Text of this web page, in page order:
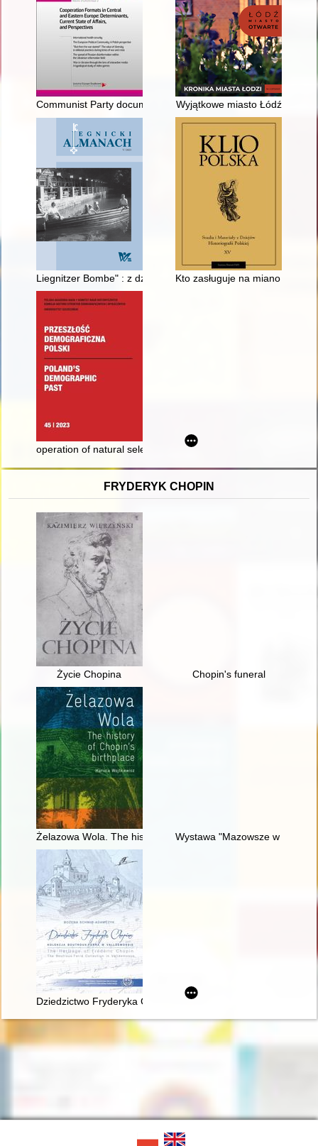
Communist Party documents from the period of its rule in
Wyjątkowe miasto Łódź
Liegnitzer Bombe" : z dziejów sławnego piernika w świetle
Kto zasługuje na miano
operation of natural selection through differential mortality :
FRYDERYK CHOPIN
Życie Chopina Chopin's funeral
Żelazowa Wola. The history of Chopin's birthplace
Wystawa "Mazowsze w
Dziedzictwo Fryderyka Chopina. Kolekcja Boutroux-Ferra w